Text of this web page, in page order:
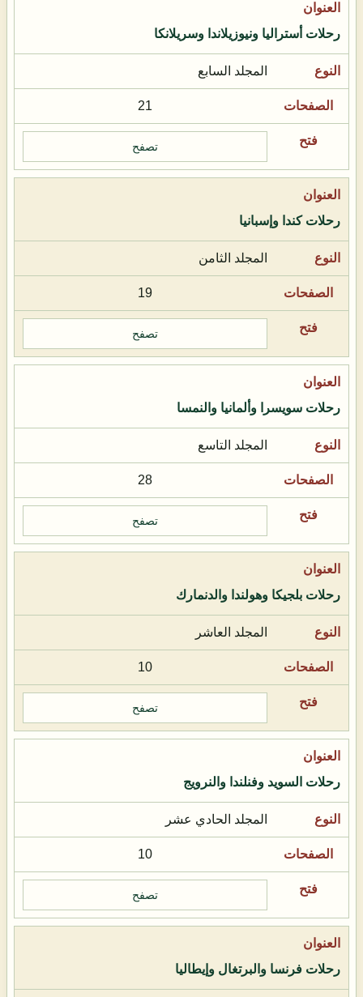
رحلات أستراليا ونيوزيلاندا وسريلانكا
المجلد السابع
21
تصفح
رحلات كندا وإسبانيا
المجلد الثامن
19
تصفح
رحلات سويسرا وألمانيا والنمسا
المجلد التاسع
28
تصفح
رحلات بلجيكا وهولندا والدنمارك
المجلد العاشر
10
تصفح
رحلات السويد وفنلندا والنرويج
المجلد الحادي عشر
10
تصفح
رحلات فرنسا والبرتغال وإيطاليا